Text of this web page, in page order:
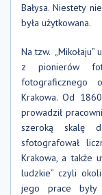
Bałysa. Niestety
była użytkowana.
Na tzw.
z pionierów
fotograficznego
Krakowa. Od
prowadził
szeroką skalę
sfotografował
Krakowa, a także
ludzkie” czyli
jego prace były